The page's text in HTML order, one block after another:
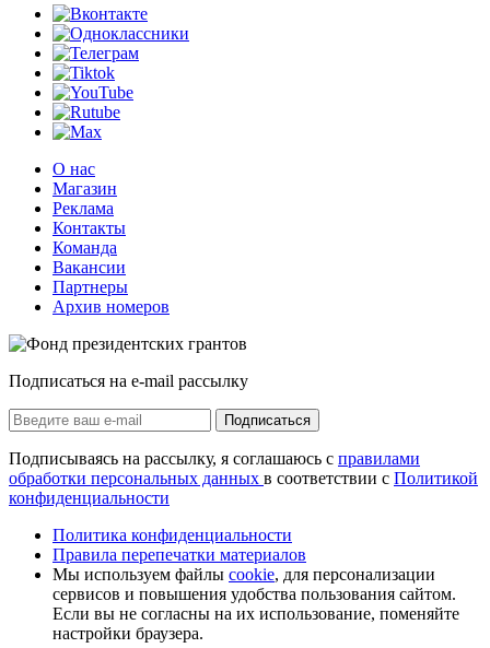
О нас
Магазин
Реклама
Контакты
Команда
Вакансии
Партнеры
Архив номеров
Подписаться на e-mail рассылку
Подписаться
Подписываясь на рассылку, я соглашаюсь с правилами
обработки персональных данных в соответствии с Политикой
конфиденциальности
Политика конфиденциальности
Правила перепечатки материалов
Мы используем файлы cookie, для персонализации
сервисов и повышения удобства пользования сайтом.
Если вы не согласны на их использование, поменяйте
настройки браузера.